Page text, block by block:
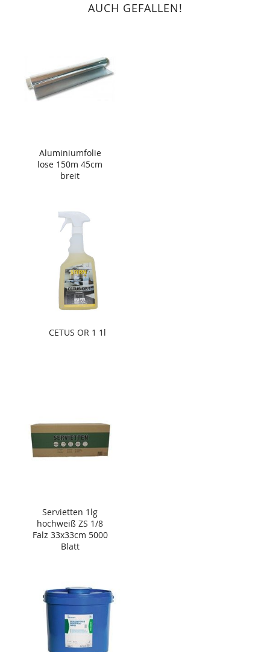
AUCH GEFALLEN!
Aluminiumfolie
lose 150m 45cm
breit
CETUS OR 1 1l
Servietten 1lg
hochweiß ZS 1/8
Falz 33x33cm 5000
Blatt